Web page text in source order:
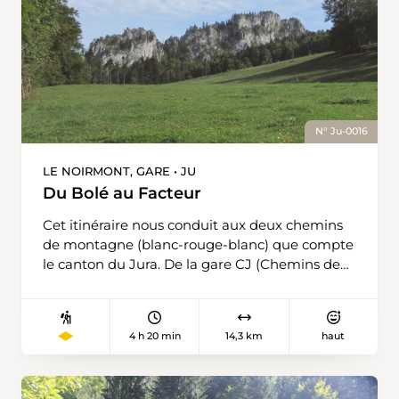
N° Ju-0016
LE NOIRMONT, GARE • JU
Du Bolé au Facteur
Cet itinéraire nous conduit aux deux chemins
de montagne (blanc-rouge-blanc) que compte
le canton du Jura. De la gare CJ (Chemins de
rejoindre le chemin pédestre. Puis, afin de
rejoindre le Doubs et le Theusseret, nous
admirant à notre droite l’impressionnant
4 h 20 min 14,3 km haut